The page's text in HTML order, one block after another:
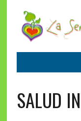
SALUD